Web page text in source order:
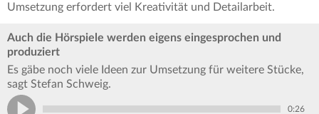
Umsetzung erfordert viel Kreativität und Detailarbeit.
Auch die Hörspiele werden eigens eingesprochen und
produziert
Es gäbe noch viele Ideen zur Umsetzung für weitere Stücke,
sagt Stefan Schweig.
0:26